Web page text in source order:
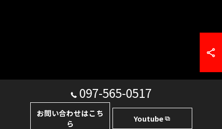
097-565-0517
お問い合わせはこち
ら
Youtube